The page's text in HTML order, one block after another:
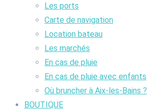
Les ports
Carte de navigation
Location bateau
Les marchés
En cas de pluie
En cas de pluie avec enfants
Où bruncher à Aix-les-Bains ?
BOUTIQUE